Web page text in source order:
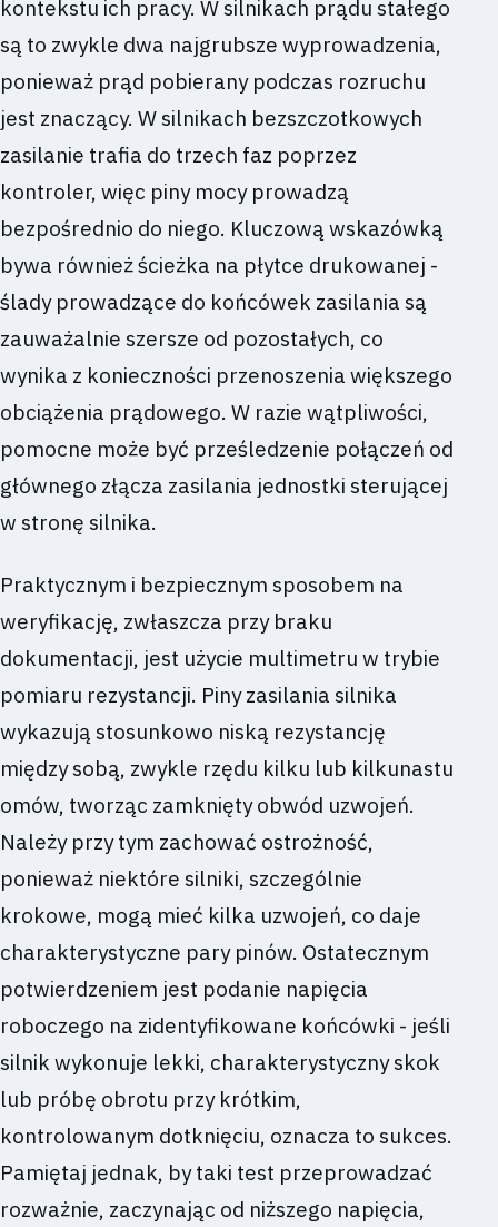
kontekstu ich pracy. W silnikach prądu stałego
są to zwykle dwa najgrubsze wyprowadzenia,
ponieważ prąd pobierany podczas rozruchu
jest znaczący. W silnikach bezszczotkowych
zasilanie trafia do trzech faz poprzez
kontroler, więc piny mocy prowadzą
bezpośrednio do niego. Kluczową wskazówką
bywa również ścieżka na płytce drukowanej -
ślady prowadzące do końcówek zasilania są
zauważalnie szersze od pozostałych, co
wynika z konieczności przenoszenia większego
obciążenia prądowego. W razie wątpliwości,
pomocne może być prześledzenie połączeń od
głównego złącza zasilania jednostki sterującej
w stronę silnika.
Praktycznym i bezpiecznym sposobem na
weryfikację, zwłaszcza przy braku
dokumentacji, jest użycie multimetru w trybie
pomiaru rezystancji. Piny zasilania silnika
wykazują stosunkowo niską rezystancję
między sobą, zwykle rzędu kilku lub kilkunastu
omów, tworząc zamknięty obwód uzwojeń.
Należy przy tym zachować ostrożność,
ponieważ niektóre silniki, szczególnie
krokowe, mogą mieć kilka uzwojeń, co daje
charakterystyczne pary pinów. Ostatecznym
potwierdzeniem jest podanie napięcia
roboczego na zidentyfikowane końcówki - jeśli
silnik wykonuje lekki, charakterystyczny skok
lub próbę obrotu przy krótkim,
kontrolowanym dotknięciu, oznacza to sukces.
Pamiętaj jednak, by taki test przeprowadzać
rozważnie, zaczynając od niższego napięcia,